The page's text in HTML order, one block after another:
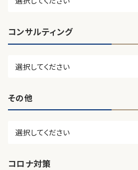
コンサルティング
その他
コロナ対策